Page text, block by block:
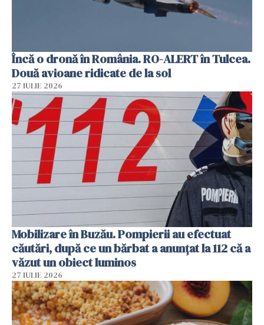
Încă o dronă în România. RO-ALERT în Tulcea.
Două avioane ridicate de la sol
27 IULIE 2026
Mobilizare în Buzău. Pompierii au efectuat
căutări, după ce un bărbat a anunțat la 112 că a
văzut un obiect luminos
27 IULIE 2026